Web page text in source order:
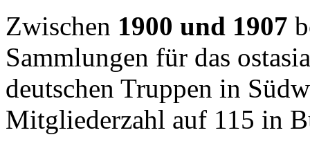
Zwischen 1900 und 1907
Sammlungen für das
deutschen Truppen in
Mitgliederzahl auf 115 in